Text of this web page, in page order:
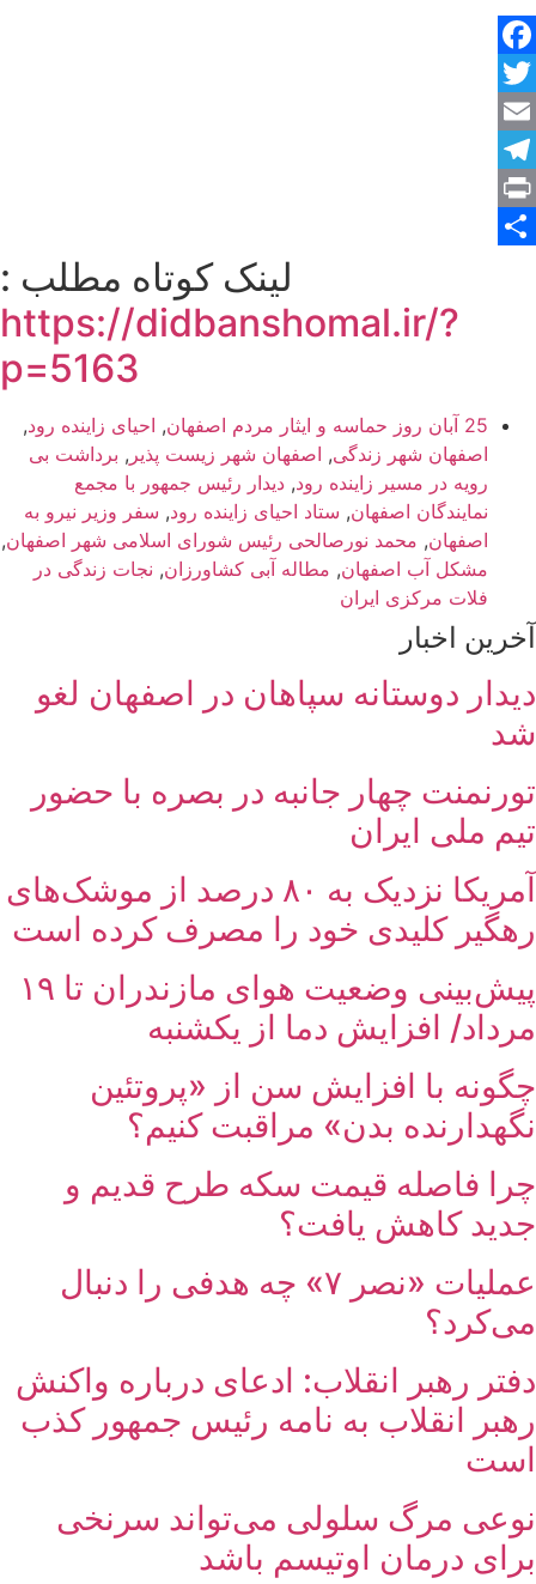
Facebook
Twitter
Email
Telegram
Print
لینک کوتاه مطلب :
https://didbanshomal.ir/?
p=5163
25 آبان روز حماسه و ایثار مردم اصفهان , احیای زاینده رود,
اصفهان شهر زندگی, اصفهان شهر زیست پذیر , برداشت بی
رویه در مسیر زاینده رود, دیدار رئیس جمهور با مجمع
نمایندگان اصفهان, ستاد احیای زاینده رود, سفر وزیر نیرو به
اصفهان, محمد نورصالحی رئیس شورای اسلامی شهر اصفهان,
مشکل آب اصفهان, مطاله آبی کشاورزان, نجات زندگی در
فلات مرکزی ایران
آخرین اخبار
دیدار دوستانه سپاهان در اصفهان لغو
شد
تورنمنت چهار جانبه در بصره با حضور
تیم ملی ایران
آمریکا نزدیک به ۸۰ درصد از موشک‌های
رهگیر کلیدی خود را مصرف کرده است
پیش‌بینی وضعیت هوای مازندران تا ۱۹
مرداد/ افزایش دما از یکشنبه
چگونه با افزایش سن از «پروتئین
نگهدارنده بدن» مراقبت کنیم؟
چرا فاصله قیمت سکه طرح قدیم و
جدید کاهش یافت؟
عملیات «نصر ۷» چه هدفی را دنبال
می‌کرد؟
دفتر رهبر انقلاب: ادعای درباره واکنش
رهبر انقلاب به نامه رئیس جمهور کذب
است
نوعی مرگ سلولی می‌تواند سرنخی
برای درمان اوتیسم باشد